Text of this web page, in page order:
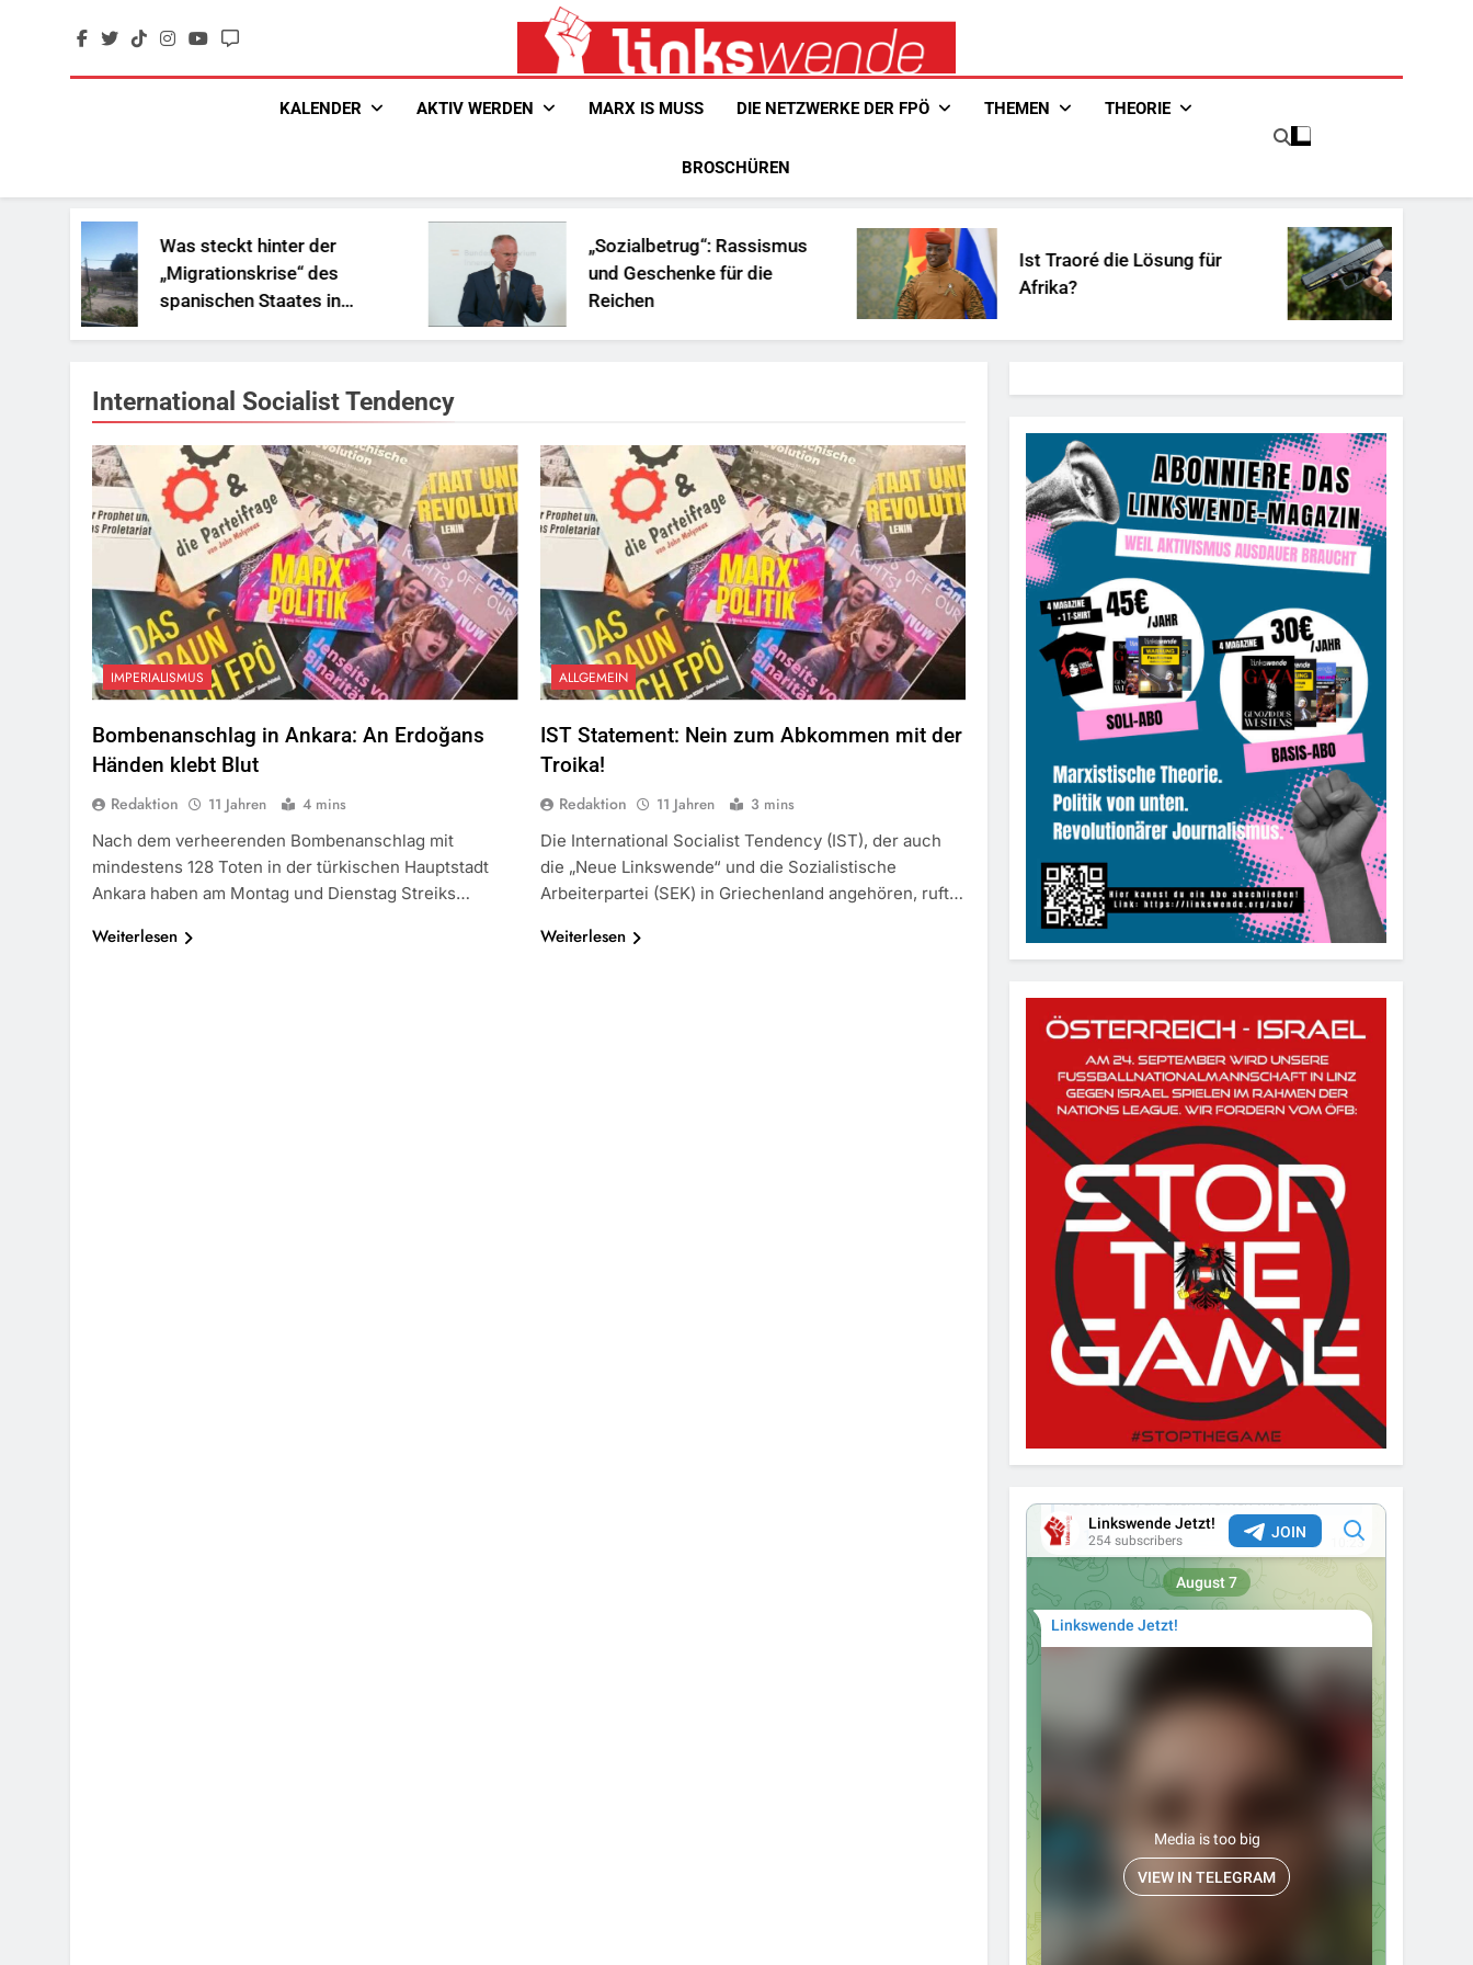
Linkswende Jetzt!
KALENDER AKTIV WERDEN MARX IS MUSS DIE NETZWERKE DER FPÖ THEMEN THEORIE
BROSCHÜREN
Was steckt hinter der
„Migrationskrise“ des
spanischen Staates in
Nordafrika?
„Sozialbetrug“: Rassismus
und Geschenke für die
Reichen
Ist Traoré die Lösung für
Afrika?
International Socialist Tendency
IMPERIALISMUS
Bombenanschlag in Ankara: An Erdoğans
Händen klebt Blut
Redaktion 11 Jahren
4 mins
Nach dem verheerenden Bombenanschlag mit
mindestens 128 Toten in der türkischen Hauptstadt
Ankara haben am Montag und Dienstag Streiks…
Weiterlesen
ALLGEMEIN
IST Statement: Nein zum Abkommen mit der
Troika!
Redaktion 11 Jahren
3 mins
Die International Socialist Tendency (IST), der auch
die „Neue Linkswende“ und die Sozialistische
Arbeiterpartei (SEK) in Griechenland angehören, ruft…
Weiterlesen